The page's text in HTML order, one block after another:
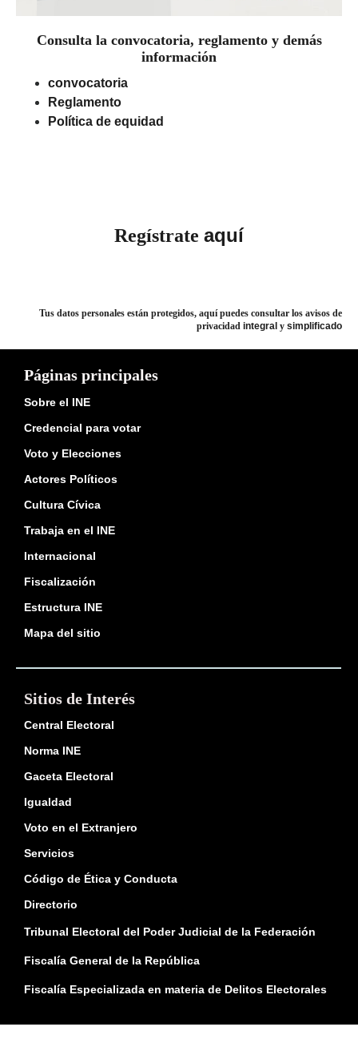
Consulta la convocatoria, reglamento y demás
información
convocatoria
Reglamento
Política de equidad
Regístrate aquí
Tus datos personales están protegidos, aquí puedes consultar los avisos de
privacidad integral y simplificado
Páginas principales
Sobre el INE
Credencial para votar
Voto y Elecciones
Actores Políticos
Cultura Cívica
Trabaja en el INE
Internacional
Fiscalización
Estructura INE
Mapa del sitio
Sitios de Interés
Central Electoral
Norma INE
Gaceta Electoral
Igualdad
Voto en el Extranjero
Servicios
Código de Ética y Conducta
Directorio
Tribunal Electoral del Poder Judicial de la Federación
Fiscalía General de la República
Fiscalía Especializada en materia de Delitos Electorales